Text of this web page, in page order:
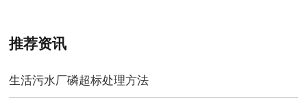
推荐资讯
生活污水厂磷超标处理方法